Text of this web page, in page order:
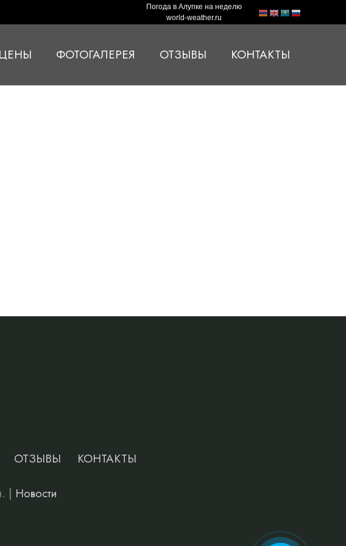
Погода в Алупке на неделю
world-weather.ru
ФОТОГАЛЕРЕЯ ОТЗЫВЫ КОНТАКТЫ
ОТЗЫВЫ КОНТАКТЫ
| Новости